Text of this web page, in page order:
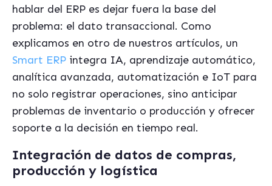
hablar del ERP es dejar fuera la base del
problema: el dato transaccional. Como
explicamos en otro de nuestros artículos, un
Smart ERP integra IA, aprendizaje automático,
analítica avanzada, automatización e IoT para
no solo registrar operaciones, sino anticipar
problemas de inventario o producción y ofrecer
soporte a la decisión en tiempo real.
Integración de datos de compras,
producción y logística